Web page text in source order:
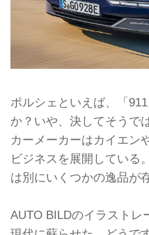
ポルシェといえば、「
か？いや、決してそうで
カーメーカーはカイエン
ビジネスを展開している
は別にいくつかの逸品が
AUTO BILDのイラストレ